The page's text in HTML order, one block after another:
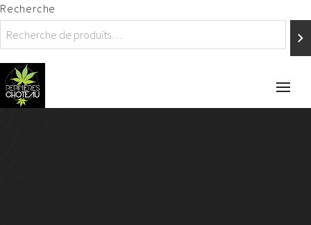
Recherche